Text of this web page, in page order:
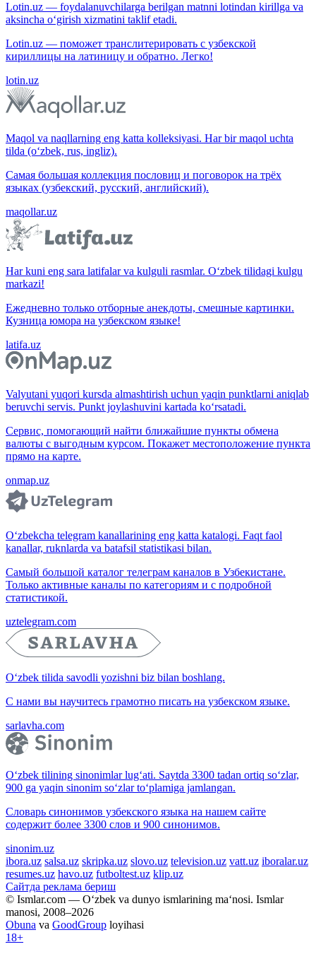
Lotin.uz — foydalanuvchilarga berilgan matnni lotindan kirillga va
aksincha o‘girish xizmatini taklif etadi.
Lotin.uz — поможет транслитерировать с узбекской
кириллицы на латиницу и обратно. Легко!
lotin.uz
Maqol va naqllarning eng katta kolleksiyasi. Har bir maqol uchta
tilda (o‘zbek, rus, ingliz).
Самая большая коллекция пословиц и поговорок на трёх
языках (узбекский, русский, английский).
maqollar.uz
Har kuni eng sara latifalar va kulguli rasmlar. O‘zbek tilidagi kulgu
markazi!
Ежедневно только отборные анекдоты, смешные картинки.
Кузница юмора на узбекском языке!
latifa.uz
Valyutani yuqori kursda almashtirish uchun yaqin punktlarni aniqlab
beruvchi servis. Punkt joylashuvini kartada ko‘rsatadi.
Сервис, помогающий найти ближайшие пункты обмена
валюты с выгодным курсом. Покажет местоположение пункта
прямо на карте.
onmap.uz
O‘zbekcha telegram kanallarining eng katta katalogi. Faqt faol
kanallar, ruknlarda va batafsil statistikasi bilan.
Самый большой каталог телеграм каналов в Узбекистане.
Только активные каналы по категориям и с подробной
статистикой.
uztelegram.com
O‘zbek tilida savodli yozishni biz bilan boshlang.
С нами вы научитесь грамотно писать на узбекском языке.
sarlavha.com
O‘zbek tilining sinonimlar lug‘ati. Saytda 3300 tadan ortiq so‘zlar,
900 ga yaqin sinonim so‘zlar to‘plamiga jamlangan.
Словарь синонимов узбекского языка на нашем сайте
содержит более 3300 слов и 900 синонимов.
sinonim.uz
ibora.uz salsa.uz skripka.uz slovo.uz television.uz vatt.uz iboralar.uz
resumes.uz havo.uz futboltest.uz klip.uz
Сайтда реклама бериш
© Ismlar.com — O‘zbek va dunyo ismlarining ma‘nosi. Ismlar
manosi, 2008–2026
Obuna va GoodGroup loyihasi
18+